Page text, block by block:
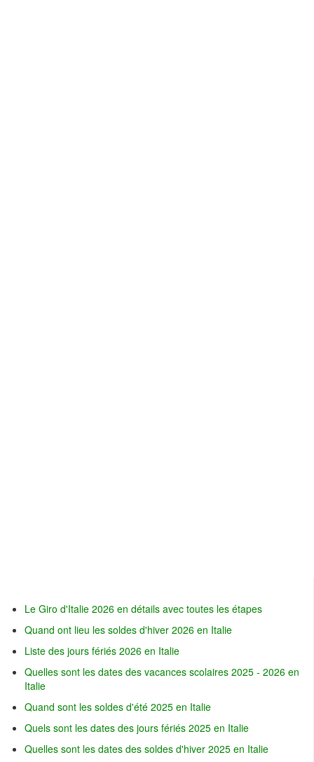
Le Giro d'Italie 2026 en détails avec toutes les étapes
Quand ont lieu les soldes d'hiver 2026 en Italie
Liste des jours fériés 2026 en Italie
Quelles sont les dates des vacances scolaires 2025 - 2026 en
Italie
Quand sont les soldes d'été 2025 en Italie
Quels sont les dates des jours fériés 2025 en Italie
Quelles sont les dates des soldes d'hiver 2025 en Italie